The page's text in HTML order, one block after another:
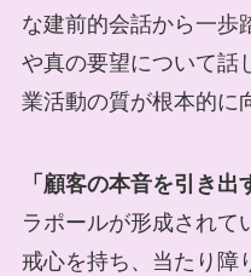
な建前的会話から一歩
や真の要望について話
業活動の質が根本的に
「顧客の本音を引き出
ラポールが形成されて
戒心を持ち、当たり障